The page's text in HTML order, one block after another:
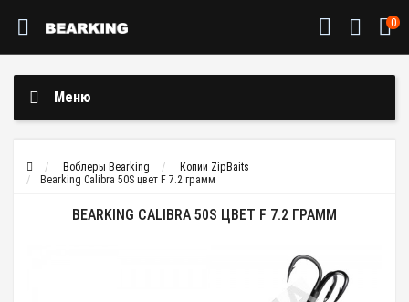
0
Меню
Воблеры Bearking
Копии ZipBaits
Bearking Calibra 50S цвет F 7.2 грамм
BEARKING CALIBRA 50S ЦВЕТ F 7.2 ГРАММ